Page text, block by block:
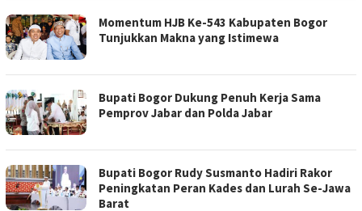
Momentum HJB Ke-543 Kabupaten Bogor
Tunjukkan Makna yang Istimewa
Bupati Bogor Dukung Penuh Kerja Sama
Pemprov Jabar dan Polda Jabar
Bupati Bogor Rudy Susmanto Hadiri Rakor
Peningkatan Peran Kades dan Lurah Se-Jawa
Barat